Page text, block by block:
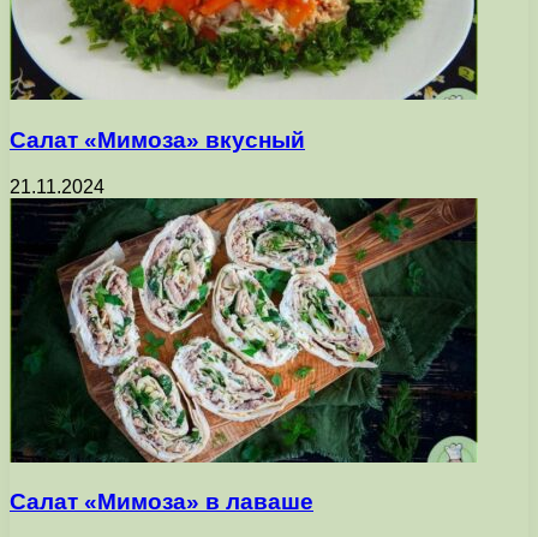
Салат «Мимоза» вкусный
21.11.2024
Салат «Мимоза» в лаваше